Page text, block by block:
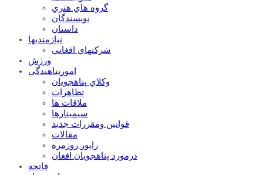
گروه هاي هنري
نويسندگان
داستان
نيازمنديها
شرکتهاي افغاني
ورزش
امورپناهندگي
وکلاي پناهجويان
تظاهرات
ملاقات ها
سيمينارها
قوانين ومقررات جديد
مقالات
راپور روزمره
درمورد پناهجويان افغان
فاتحه